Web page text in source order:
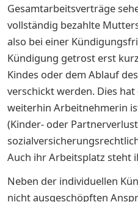
Gesamtarbeitsverträge
vollständig bezahlte
also bei einer
Kündigung getrost erst
Kindes oder dem Ablauf
verschickt werden. Dies
weiterhin Arbeitnehmerin
(Kinder- oder
Auch ihr Arbeitsplatz steht
Neben der individuellen
nicht ausgeschöpften